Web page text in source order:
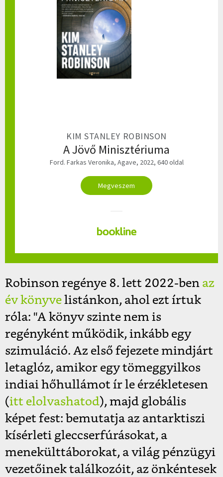
KIM STANLEY ROBINSON
A Jövő Minisztériuma
Ford. Farkas Veronika, Agave, 2022, 640 oldal
Megveszem
Robinson regénye 8. lett 2022-ben az
év könyve listánkon, ahol ezt írtuk
róla: "A könyv szinte nem is
regényként működik, inkább egy
szimuláció. Az első fejezete mindjárt
letaglóz, amikor egy tömeggyilkos
indiai hőhullámot ír le érzékletesen
(itt elolvashatod), majd globális
képet fest: bemutatja az antarktiszi
kísérleti gleccserfúrásokat, a
menekülttáborokat, a világ pénzügyi
vezetőinek találkozóit, az önkéntesek